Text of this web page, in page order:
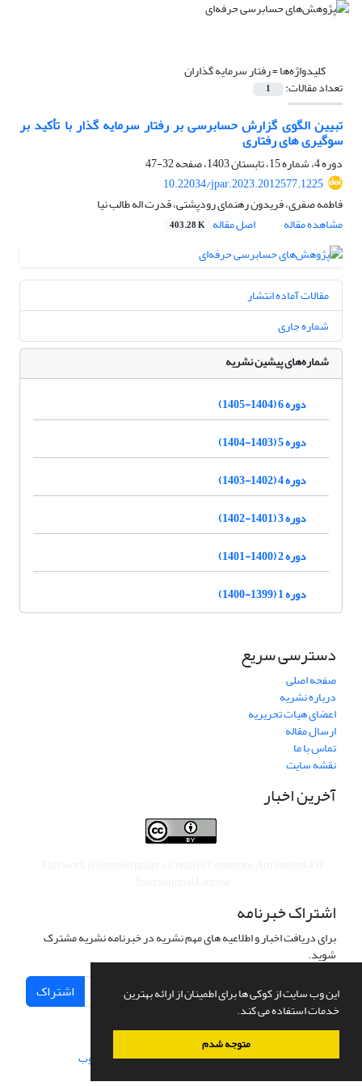
این وب سایت از کوکی ها برای اطمینان از ارائه بهترین
خدمات استفاده می کند.
متوجه شدم
کلیدواژه‌ها =رفتار سرمایه گذاران
تعداد مقالات: 1
تبیین الگوی گزارش حسابرسی بر رفتار سرمایه گذار با تأکید بر
سوگیری های رفتاری
دوره 4، شماره 15، تابستان 1403، صفحه
32-47
10.22034/jpar.2023.2012577.1225
فاطمه صفری، فریدون رهنمای رودپشتی، قدرت اله طالب نیا
مشاهده مقاله
اصل مقاله 403.28 K
مقالات آماده انتشار
شماره جاری
شماره‌های پیشین نشریه
دوره 6 (1404-1405)
دوره 5 (1403-1404)
دوره 4 (1402-1403)
دوره 3 (1401-1402)
دوره 2 (1400-1401)
دوره 1 (1399-1400)
دسترسی سریع
صفحه اصلی
درباره نشریه
اعضای هیات تحریریه
ارسال مقاله
تماس با ما
نقشه سایت
آخرین اخبار
اشتراک خبرنامه
برای دریافت اخبار و اطلاعیه های مهم نشریه در خبرنامه نشریه مشترک
شوید.
اشتراک
سامانه مدیریت نشریات علمی.طراحی و پیاده سازی از سیناوب